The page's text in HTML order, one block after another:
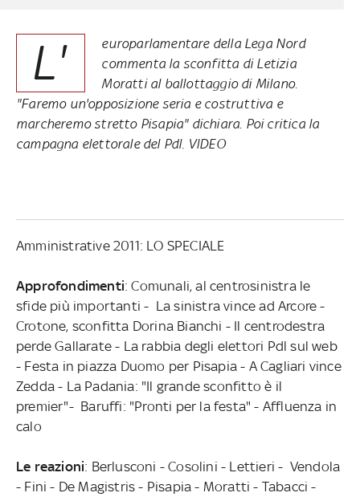
L'
europarlamentare della Lega Nord
commenta la sconfitta di Letizia
Moratti al ballottaggio di Milano.
"Faremo un'opposizione seria e costruttiva e
marcheremo stretto Pisapia" dichiara. Poi critica la
campagna elettorale del Pdl. VIDEO
Amministrative 2011: LO SPECIALE
Approfondimenti: Comunali, al centrosinistra le
sfide più importanti - La sinistra vince ad Arcore -
Crotone, sconfitta Dorina Bianchi - Il centrodestra
perde Gallarate - La rabbia degli elettori Pdl sul web
- Festa in piazza Duomo per Pisapia - A Cagliari vince
Zedda - La Padania: "Il grande sconfitto è il
premier"- Baruffi: "Pronti per la festa" - Affluenza in
calo
Le reazioni: Berlusconi - Cosolini - Lettieri - Vendola
- Fini - De Magistris - Pisapia - Moratti - Tabacci -